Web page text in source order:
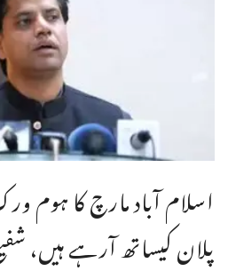
اسلام آباد مارچ کا ہوم
پلان کیساتھ آرہے ہیں،